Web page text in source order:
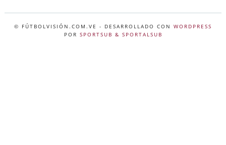
© FÚTBOLVISIÓN.COM.VE - DESARROLLADO CON WORDPRESS
POR SPORTSUB & SPORTALSUB